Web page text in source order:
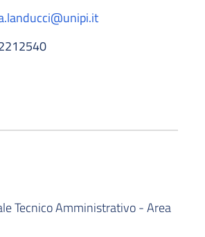
Tecnico Amministrativo - Area